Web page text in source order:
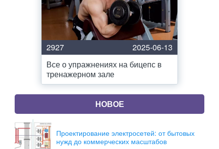
2927
2025-06-13
Все о упражнениях на бицепс в
тренажерном зале
НОВОЕ
Проектирование электросетей: от бытовых
нужд до коммерческих масштабов